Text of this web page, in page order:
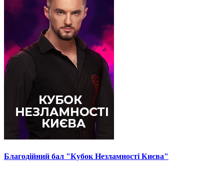
Благодійний бал "Кубок Незламності Києва"